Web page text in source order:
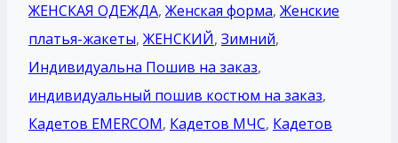
ЖЕНСКАЯ ОДЕЖДА, Женская форма, Женские
платья-жакеты, ЖЕНСКИЙ, Зимний,
Индивидуальна Пошив на заказ,
индивидуальный пошив костюм на заказ,
Кадетов EMERCOM, Кадетов МЧС, Кадетов